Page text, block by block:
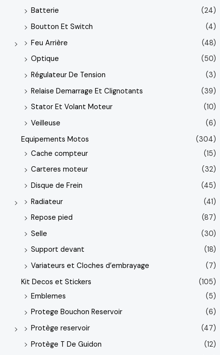
Batterie
(24)
Boutton Et Switch
(4)
Feu Arrière
(48)
Optique
(50)
Régulateur De Tension
(3)
Relaise Demarrage Et Clignotants
(39)
Stator Et Volant Moteur
(10)
Veilleuse
(6)
Equipements Motos
(304)
Cache compteur
(15)
Carteres moteur
(32)
Disque de Frein
(45)
Radiateur
(41)
Repose pied
(87)
Selle
(30)
Support devant
(18)
Variateurs et Cloches d’embrayage
(7)
Kit Decos et Stickers
(105)
Emblemes
(5)
Protege Bouchon Reservoir
(6)
Protège reservoir
(47)
Protège T De Guidon
(12)